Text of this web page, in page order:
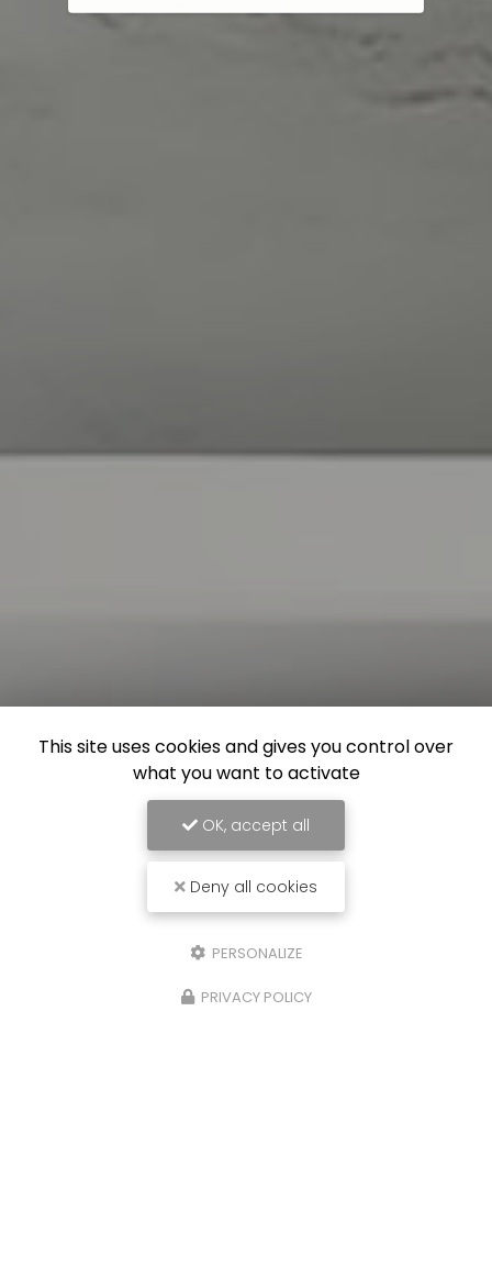
This site uses cookies and gives you control over
what you want to activate
OK, accept all
Deny all cookies
PERSONALIZE
PRIVACY POLICY